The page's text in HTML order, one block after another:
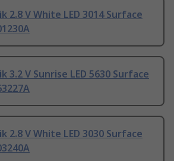
2.8 V White LED 3014 Surface
3.2 V Sunrise LED 5630 Surface
2.8 V White LED 3030 Surface